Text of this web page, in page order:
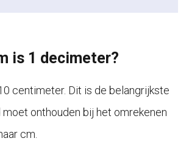
is 1 decimeter?
centimeter. Dit is de belangrijkste
onthouden bij het omrekenen
cm.